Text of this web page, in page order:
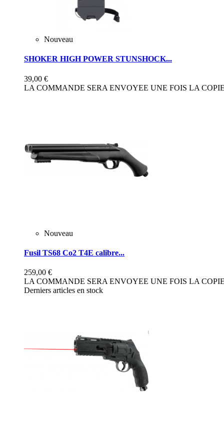
Nouveau
SHOKER HIGH POWER STUNSHOCK...
39,00 €
LA COMMANDE SERA ENVOYEE UNE FOIS LA
Nouveau
Fusil TS68 Co2 T4E calibre...
259,00 €
LA COMMANDE SERA ENVOYEE UNE FOIS LA
Derniers articles en stock